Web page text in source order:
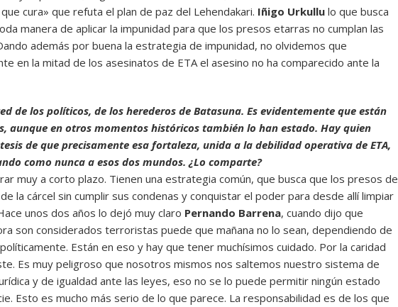
cura» que refuta el plan de paz del Lehendakari. Iñigo Urkullu lo que busca
manera de aplicar la impunidad para que los presos etarras no cumplan las
además por buena la estrategia de impunidad, no olvidemos que
en la mitad de los asesinatos de ETA el asesino no ha comparecido ante la
de los políticos, de los herederos de Batasuna. Es evidentemente que están
aunque en otros momentos históricos también lo han estado. Hay quien
de que precisamente esa fortaleza, unida a la debilidad operativa de ETA,
como nunca a esos dos mundos. ¿Lo comparte?
muy a corto plazo. Tienen una estrategia común, que busca que los presos de
la cárcel sin cumplir sus condenas y conquistar el poder para desde allí limpiar
unos dos años lo dejó muy claro Pernando Barrena, cuando dijo que
son considerados terroristas puede que mañana no lo sean, dependiendo de
Están en eso y hay que tener muchísimos cuidado. Por la caridad
Es muy peligroso que nosotros mismos nos saltemos nuestro sistema de
y de igualdad ante las leyes, eso no se lo puede permitir ningún estado
Esto es mucho más serio de lo que parece. La responsabilidad es de los que